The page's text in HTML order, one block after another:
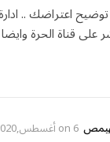
توضيح اعتراضك ..
على قناة الحرة
6 أغسطس,2020 9:24 م